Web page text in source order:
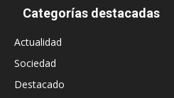
Categorías destacadas
Actualidad
Sociedad
Destacado